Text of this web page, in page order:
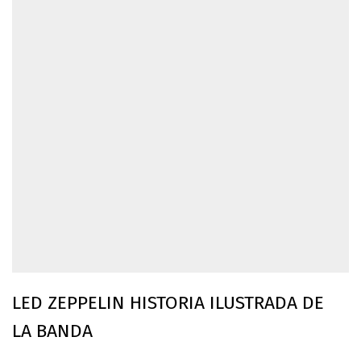
LED ZEPPELIN HISTORIA ILUSTRADA DE
LA BANDA